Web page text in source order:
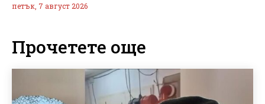
петък, 7 август 2026
Прочетете още